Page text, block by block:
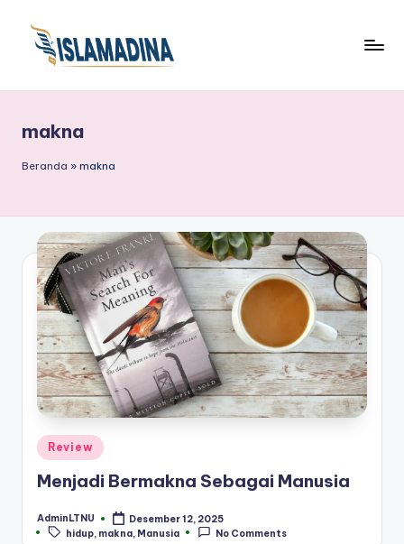
makna
Beranda » makna
Posted
in
Review
Menjadi Bermakna Sebagai Manusia
Posted
by
AdminLTNU Desember 12, 2025
Tags:
hidup makna Manusia No Comments